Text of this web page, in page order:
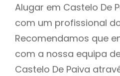
Alugar em Castelo De
com um profissional
Recomendamos que
com a nossa equipa
Castelo De Paiva